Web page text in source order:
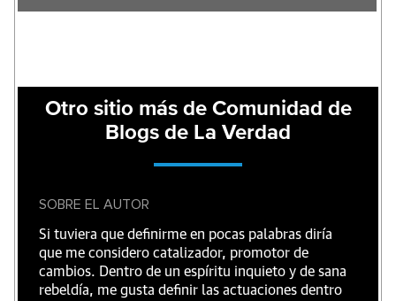
Otro sitio más de Comunidad de
Blogs de La Verdad
SOBRE EL AUTOR
Si tuviera que definirme en pocas palabras diría
que me considero catalizador, promotor de
cambios. Dentro de un espíritu inquieto y de sana
rebeldía, me gusta definir las actuaciones dentro